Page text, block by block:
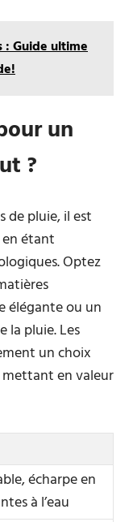
: Guide ultime
un
?
de pluie, il est
étant
Optez
élégante ou un
la pluie. Les
un choix
en valeur
écharpe en
à l’eau